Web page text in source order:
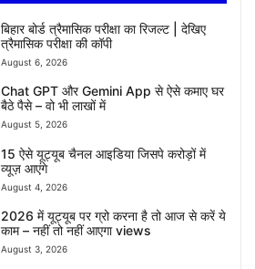
बिहार बोर्ड त्रैमासिक परीक्षा का रिजल्ट | देखिए
त्रैमासिक परीक्षा की कॉपी
August 6, 2026
Chat GPT और Gemini App से ऐसे कमाए घर
बैठे पैसे – वो भी लाखों में
August 5, 2026
15 ऐसे यूट्यूब चैनल आइडिया जिसपे करोड़ों में
व्यूज़ आएंगे
August 4, 2026
2026 में यूट्यूब पर ग्रो करना है तो आज से करें ये
काम – नहीं तो नहीं आएगा views
August 3, 2026